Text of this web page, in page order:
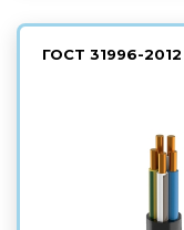
ГОСТ 31996-2012